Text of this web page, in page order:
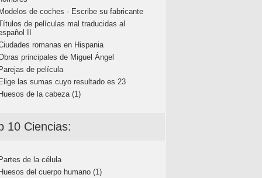
de coches - Escribe su fabricante
de películas mal traducidas al
II
romanas en Hispania
principales de Miguel Ángel
de película
las sumas cuyo resultado es 23
de la cabeza (1)
10 Ciencias:
de la célula
del cuerpo humano (1)